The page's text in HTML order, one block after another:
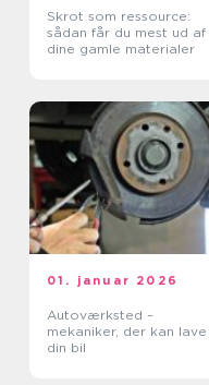
Skrot som ressource:
sådan får du mest ud af
dine gamle materialer
01. januar 2026
Autoværksted –
mekaniker, der kan lave
din bil